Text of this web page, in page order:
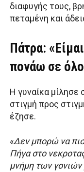
διαφυγής τους,
πεταμένη και
Πάτρα:
πονάω σε
Η γυναίκα μίλησε
στιγμή προς
έζησε.
«Δεν μπορώ να
Πήγα στο
μνήμη των